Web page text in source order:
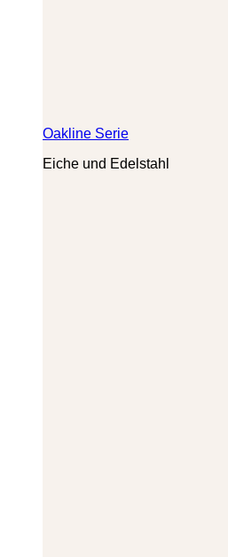
Oakline Serie
Eiche und Edelstahl